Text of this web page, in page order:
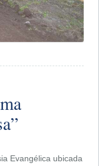
Evangélica ubicada